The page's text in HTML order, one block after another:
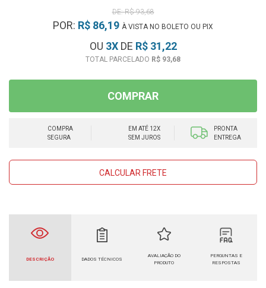
R$ 93,68
POR: R$ 86,19 À VISTA NO BOLETO OU PIX
OU 3XDE R$ 31,22
R$ 93,68
COMPRAR
COMPRA
SEGURA
EM ATÉ 12X
SEM JUROS
PRONTA
ENTREGA
CALCULAR FRETE
DESCRIÇÃO DADOS TÉCNICOS
AVALIAÇÃO DO
PRODUTO
PERGUNTAS E
RESPOSTAS